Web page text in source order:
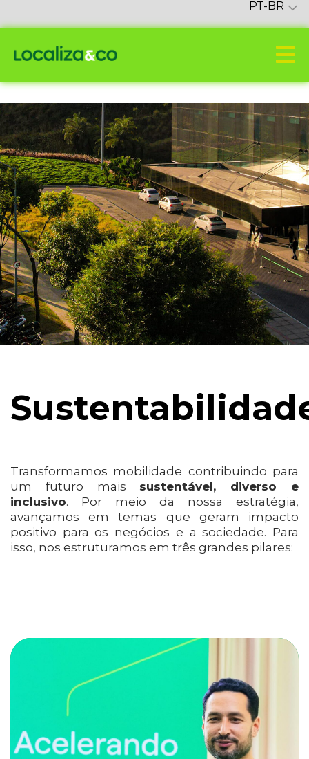
PT-BR
Transformamos mobilidade contribuindo para
um futuro mais sustentável, diverso e
inclusivo. Por meio da nossa estratégia,
avançamos em temas que geram impacto
positivo para os negócios e a sociedade. Para
isso, nos estruturamos em três grandes pilares: